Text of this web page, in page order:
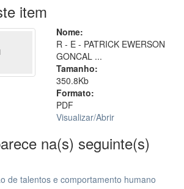
item
Nome:
R - E - PATRICK EWERSON
GONCAL ...
Tamanho:
350.8Kb
Formato:
PDF
Visualizar/Abrir
na(s) seguinte(s)
de talentos e comportamento humano